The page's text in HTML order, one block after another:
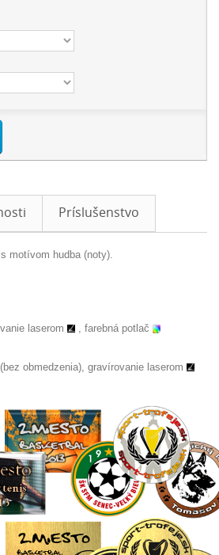
Príslušenstvo
motívom hudba (noty).
laserom , farebná potlač
(bez obmedzenia), gravírovanie laserom